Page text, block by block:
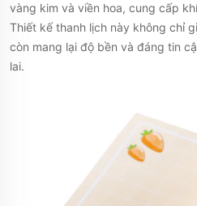
vàng kim và viền hoa, cung cấp
Thiết kế thanh lịch này không chỉ
còn mang lại độ bền và đáng tin
lai.